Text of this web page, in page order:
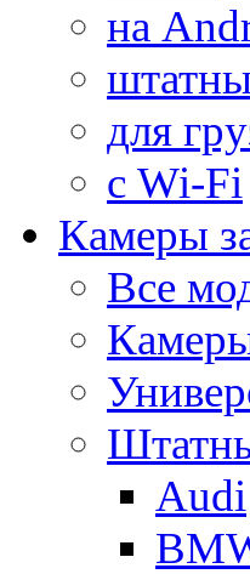
на
для
с Wi-Fi
Камеры
Все
Audi